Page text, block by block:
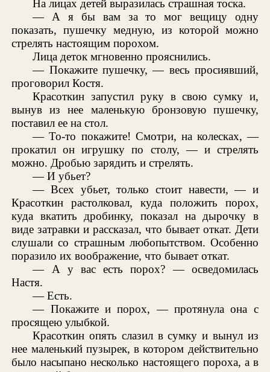
На лицах детей выразилась страшная тоска.
— А я бы вам за то мог вещицу одну
показать, пушечку медную, из которой можно
стрелять настоящим порохом.
Лица деток мгновенно прояснились.
— Покажите пушечку, — весь просиявший,
проговорил Костя.
Красоткин запустил руку в свою сумку и,
вынув из нее маленькую бронзовую пушечку,
поставил ее на стол.
— То-то покажите! Смотри, на колесках, —
прокатил он игрушку по столу, — и стрелять
можно. Дробью зарядить и стрелять.
— И убьет?
— Всех убьет, только стоит навести, — и
Красоткин растолковал, куда положить порох,
куда вкатить дробинку, показал на дырочку в
виде затравки и рассказал, что бывает откат. Дети
слушали со страшным любопытством. Особенно
поразило их воображение, что бывает откат.
— А у вас есть порох? — осведомилась
Настя.
— Есть.
— Покажите и порох, — протянула она с
просящею улыбкой.
Красоткин опять слазил в сумку и вынул из
нее маленький пузырек, в котором действительно
было насыпано несколько настоящего пороха, а в